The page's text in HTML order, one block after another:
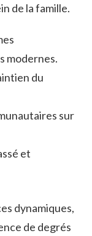
de la famille.
modernes.
du
sur
et
dynamiques,
de degrés